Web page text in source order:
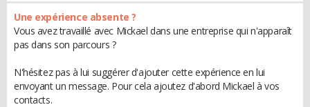
Une expérience absente ?
Vous avez travaillé avec Mickael dans une entreprise qui n'apparaît
pas dans son parcours ?
N'hésitez pas à lui suggérer d'ajouter cette expérience en lui
envoyant un message. Pour cela ajoutez d'abord Mickael à vos
contacts.